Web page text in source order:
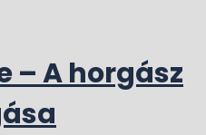
– A horgász